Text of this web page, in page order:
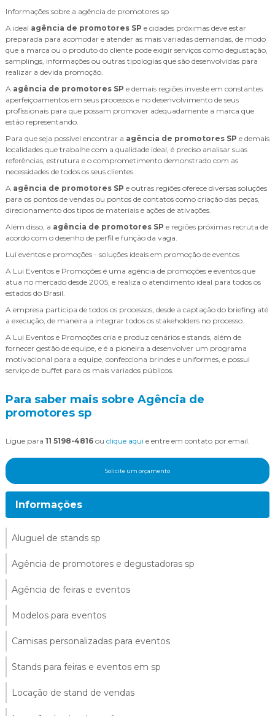
Informações sobre a agência de promotores sp
A ideal agência de promotores SP e cidades próximas deve estar
preparada para acomodar e atender as mais variadas demandas, de modo
que a marca ou o produto do cliente pode exigir serviços como degustação,
samplings, informações ou outras tipologias que são desenvolvidas para
realizar a devida promoção.
A agência de promotores SP e demais regiões investe em constantes
aperfeiçoamentos em seus processos e no desenvolvimento de seus
profissionais para que possam promover adequadamente a marca que
estão representando.
Para que seja possível encontrar a agência de promotores SP e demais
localidades que trabalhe com a qualidade ideal, é preciso analisar suas
referências, estrutura e o comprometimento demonstrado com as
necessidades de todos os seus clientes.
A agência de promotores SP e outras regiões oferece diversas soluções
para os pontos de vendas ou pontos de contatos como criação das peças,
direcionamento dos tipos de materiais e ações de ativações.
Além disso, a agência de promotores SP e regiões próximas recruta de
acordo com o desenho de perfil e função da vaga.
Lui eventos e promoções - soluções ideais em promoção de eventos
A Lui Eventos e Promoções é uma agência de promoções e eventos que
atua no mercado desde 2005, e realiza o atendimento ideal para todos os
estados do Brasil.
A empresa participa de todos os processos, desde a captação do briefing até
a execução, de maneira a integrar todos os stakeholders no processo.
A Lui Eventos e Promoções cria e produz cenários e stands, além de
fornecer gestão de equipe, e é a pioneira a desenvolver um programa
motivacional para a equipe, confecciona brindes e uniformes, e possui
serviço de buffet para os mais variados públicos.
Para saber mais sobre Agência de
promotores sp
Ligue para 11 5198-4816 ou clique aqui e entre em contato por email.
Solicite um orçamento
Informações
Aluguel de stands sp
Agência de promotores e degustadoras sp
Agência de feiras e eventos
Modelos para eventos
Camisas personalizadas para eventos
Stands para feiras e eventos em sp
Locação de stand de vendas